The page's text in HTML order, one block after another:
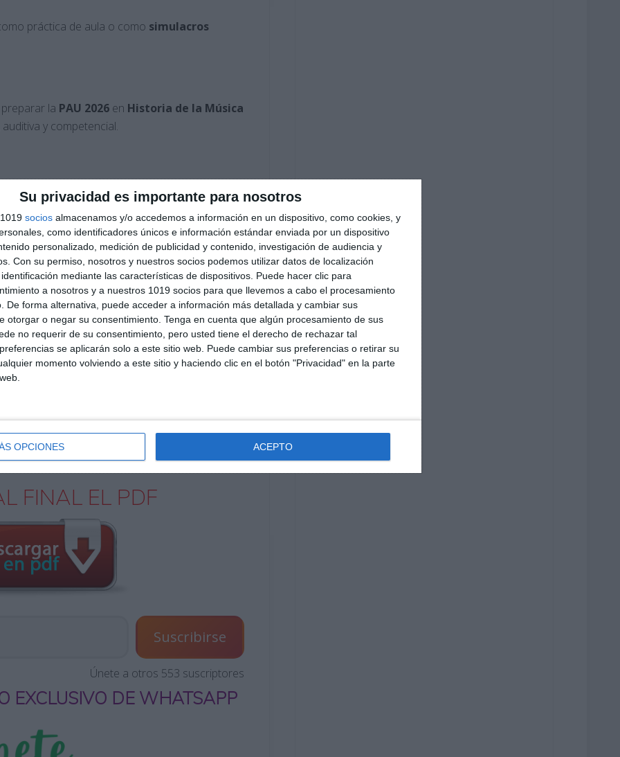
Su privacidad es importante para nosotros
socios almacenamos y/o accedemos a información en un dispositivo, como cookies, y
como identificadores únicos e información estándar enviada por un dispositivo
personalizado, medición de publicidad y contenido, investigación de audiencia y
Con su permiso, nosotros y nuestros socios podemos utilizar datos de localización
mediante las características de dispositivos. Puede hacer clic para
a nosotros y a nuestros 1019 socios para que llevemos a cabo el procesamiento
De forma alternativa, puede acceder a información más detallada y cambiar sus
otorgar o negar su consentimiento. Tenga en cuenta que algún procesamiento de sus
no requerir de su consentimiento, pero usted tiene el derecho de rechazar tal
se aplicarán solo a este sitio web. Puede cambiar sus preferencias o retirar su
momento volviendo a este sitio y haciendo clic en el botón "Privacidad" en la parte
OPCIONES ACEPTO
práctica de aula o como simulacros
la PAU 2026 en Historia de la Música
y competencial.
, respetando tiempos y estructura oficial.
laescucha activay el comentario
y épocasa partir de ejemplos musicales
históricos, usando terminología específica y
o por bloques temáticos (música vocal,
la LOMLOE
histórica.
FINAL EL PDF
Suscribirse
Únete a otros 553 suscriptores
EXCLUSIVO DE WHATSAPP